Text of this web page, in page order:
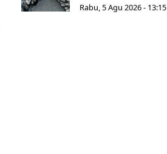
Rabu, 5 Agu 2026 - 13:15